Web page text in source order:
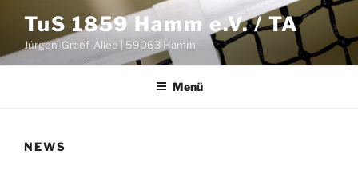
Inhalt
springen
TuS 1859 Hamm e.V. / TA
Jürgen-Graef-Allee | 59063 Hamm
Menü
NEWS